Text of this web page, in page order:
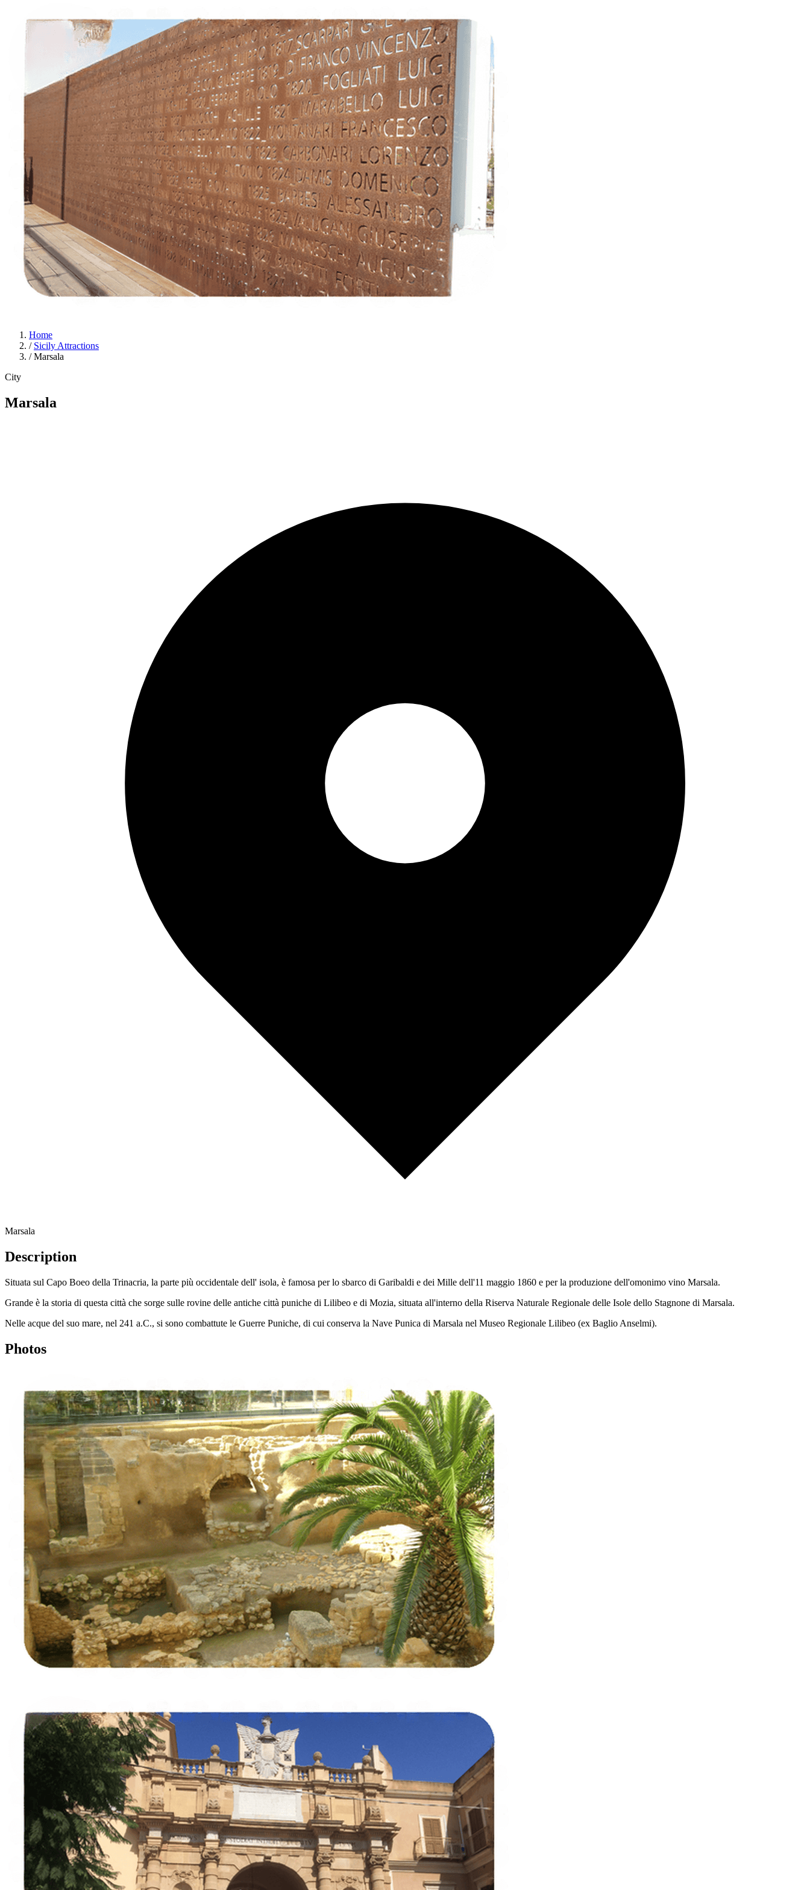
Français Deutsch Español
Home
/ Sicily Attractions
/ Marsala
City
Marsala
Marsala
Description
Situata sul Capo Boeo della Trinacria, la parte più occidentale dell' isola, è famosa per lo sbarco di Garibaldi e dei Mille dell'11 maggio 1860 e per la produzione dell'omonimo vino Marsala.
Grande è la storia di questa città che sorge sulle rovine delle antiche città puniche di Lilibeo e di Mozia, situata all'interno della Riserva Naturale Regionale delle Isole dello Stagnone di Marsala.
Nelle acque del suo mare, nel 241 a.C., si sono combattute le Guerre Puniche, di cui conserva la Nave Punica di Marsala nel Museo Regionale Lilibeo (ex Baglio Anselmi).
Photos